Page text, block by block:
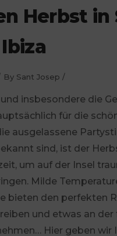
Herbst in
By Sant Josep
insbesondere die
für die
ausgelassene
sind, ist der
um auf der Insel
Milde
bieten den perfekten
und etwas an der
Hier geben wir